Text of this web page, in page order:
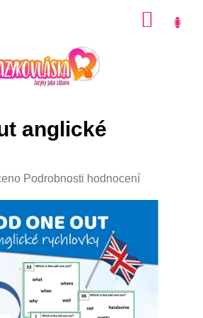
anglické
Podrobnosti hodnocení